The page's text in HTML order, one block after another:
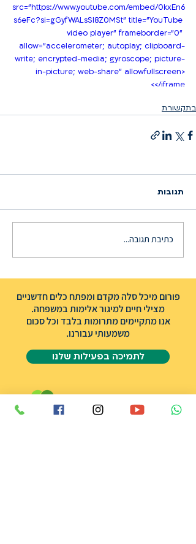
src="https://www.youtube.com/embed/0kxEn6
s6eFc?si=gGyfWALsSI8Z0MSt" title="YouTube
video player" frameborder="0"
allow="accelerometer; autoplay; clipboard-
write; encrypted-media; gyroscope; picture-
in-picture; web-share" allowfullscreen>
</iframe>
בתקשורת
תגובות
כתיבת תגובה...
פורום מיכל סלה מקדם ומפתח כלים חדשניים
מצילי חיים למיגור אלימות במשפחה.
אנו מתקיימים מתרומות בלבד וכל סכום
משמעותי עבורנו.
לתמיכה בפעילות שלנו
אודות הפורום